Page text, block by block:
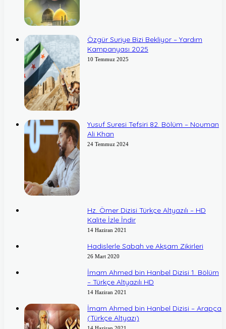
Özgür Suriye Bizi Bekliyor – Yardım
Kampanyası 2025
10 Temmuz 2025
Yusuf Suresi Tefsiri 82. Bölüm – Nouman
Ali Khan
24 Temmuz 2024
Hz. Ömer Dizisi Türkçe Altyazılı – HD
Kalite İzle İndir
14 Haziran 2021
Hadislerle Sabah ve Akşam Zikirleri
26 Mart 2020
İmam Ahmed bin Hanbel Dizisi 1. Bölüm
– Türkçe Altyazılı HD
14 Haziran 2021
İmam Ahmed bin Hanbel Dizisi – Arapça
(Türkçe Altyazı)